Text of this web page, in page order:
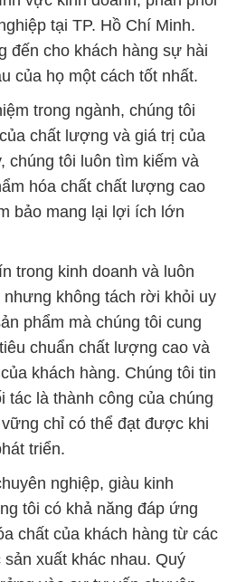
tại TP. Hồ Chí Minh.
đến cho khách hàng sự hài
của họ một cách tốt nhất.
trong ngành, chúng tôi
chất lượng và giá trị của
chúng tôi luôn tìm kiếm và
hóa chất chất lượng cao
bảo mang lại lợi ích lớn
trong kinh doanh và luôn
không tách rời khỏi uy
phẩm mà chúng tôi cung
chuẩn chất lượng cao và
khách hàng. Chúng tôi tin
tác là thành công của chúng
chỉ có thể đạt được khi
triển.
nghiệp, giàu kinh
tôi có khả năng đáp ứng
chất của khách hàng từ các
xuất khác nhau. Quý